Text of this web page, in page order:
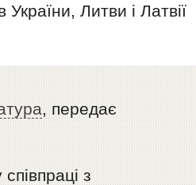
Литви і Латвії
, передає
з